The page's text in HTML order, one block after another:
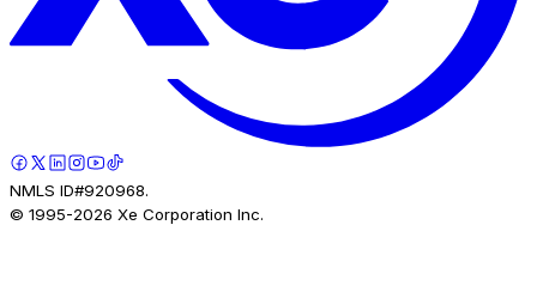
NMLS ID#920968.
© 1995-2026 Xe Corporation Inc.